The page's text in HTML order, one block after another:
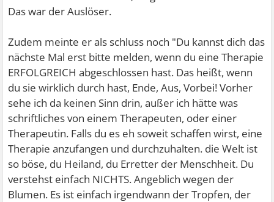
Das war der Auslöser.
Zudem meinte er als schluss noch "Du kannst dich das
nächste Mal erst bitte melden, wenn du eine Therapie
ERFOLGREICH abgeschlossen hast. Das heißt, wenn
du sie wirklich durch hast, Ende, Aus, Vorbei! Vorher
sehe ich da keinen Sinn drin, außer ich hätte was
schriftliches von einem Therapeuten, oder einer
Therapeutin. Falls du es eh soweit schaffen wirst, eine
Therapie anzufangen und durchzuhalten. die Welt ist
so böse, du Heiland, du Erretter der Menschheit. Du
verstehst einfach NICHTS. Angeblich wegen der
Blumen. Es ist einfach irgendwann der Tropfen, der